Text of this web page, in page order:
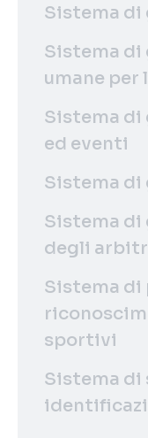
Sistema di
Sistema di
umane per
Sistema
ed eventi
Sistema
Sistema di
degli
Sistema di
sportivi
Sistema di